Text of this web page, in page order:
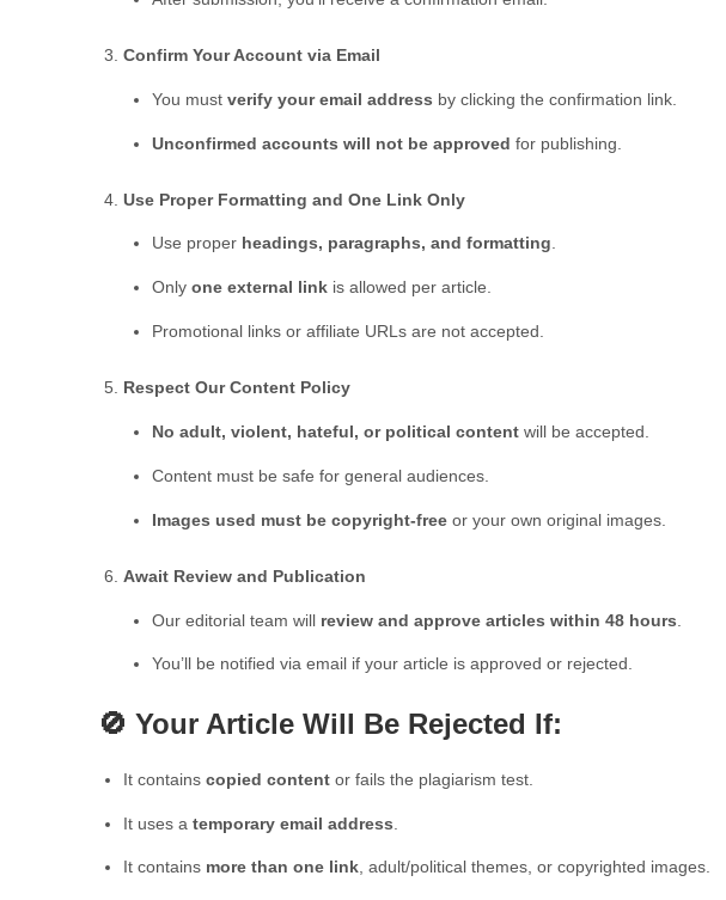
Confirm Your Account via Email
You must verify your email address by clicking the confirmation link.
Unconfirmed accounts will not be approved for publishing.
Use Proper Formatting and One Link Only
Use proper headings, paragraphs, and formatting.
Only one external link is allowed per article.
Promotional links or affiliate URLs are not accepted.
Respect Our Content Policy
No adult, violent, hateful, or political content will be accepted.
Content must be safe for general audiences.
Images used must be copyright-free or your own original images.
Await Review and Publication
Our editorial team will review and approve articles within 48 hours
You’ll be notified via email if your article is approved or rejected.
🚫 Your Article Will Be Rejected If:
It contains copied content or fails the plagiarism test.
It uses a temporary email address
It contains more than one link, adult/political themes, or copyrighted images.